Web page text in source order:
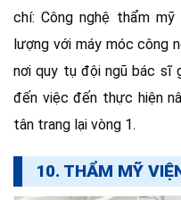
chí: Công nghệ thẩm
lượng với máy móc công
nơi quy tụ đội ngũ bác sĩ
đến việc đến thực hiện
tân trang lại vòng 1.
10. THẨM MỸ